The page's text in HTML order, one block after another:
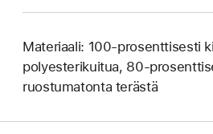
Materiaali: 100-prosenttisesti
polyesterikuitua, 80-
ruostumatonta terästä